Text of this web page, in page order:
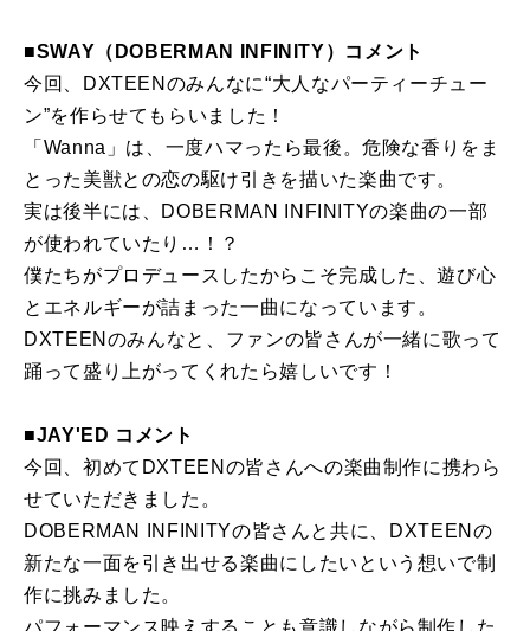
■SWAY（DOBERMAN INFINITY）コメント
今回、DXTEENのみんなに“大人なパーティーチュー
ン”を作らせてもらいました！
「Wanna」は、一度ハマったら最後。危険な香りをま
とった美獣との恋の駆け引きを描いた楽曲です。
実は後半には、DOBERMAN INFINITYの楽曲の一部
が使われていたり…！？
僕たちがプロデュースしたからこそ完成した、遊び心
とエネルギーが詰まった一曲になっています。
DXTEENのみんなと、ファンの皆さんが一緒に歌って
踊って盛り上がってくれたら嬉しいです！
■JAY'ED コメント
今回、初めてDXTEENの皆さんへの楽曲制作に携わら
せていただきました。
DOBERMAN INFINITYの皆さんと共に、DXTEENの
新たな一面を引き出せる楽曲にしたいという想いで制
作に挑みました。